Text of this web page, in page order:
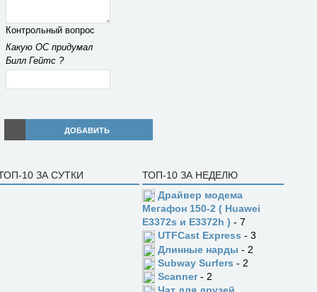
Контрольный вопрос
Какую ОС придумал
Билл Гейтс ?
ДОБАВИТЬ
10 ЗА СУТКИ
ТОП-10 ЗА НЕДЕЛЮ
Драйвер модема
Мегафон 150-2 ( Huawei
E3372s и E3372h ) - 7
UTFCast Express - 3
Длинные нарды - 2
Subway Surfers - 2
Scanner- 2